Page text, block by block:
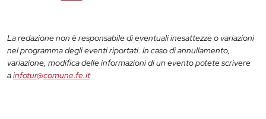
La redazione non è responsabile di eventuali inesattezze o variazioni
nel programma degli eventi riportati. In caso di annullamento,
variazione, modifica delle informazioni di un evento potete scrivere
ainfotur@comune.fe.it